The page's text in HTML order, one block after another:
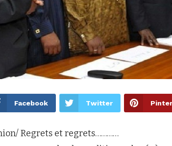
Facebook Twitter
Regrets et regrets…………